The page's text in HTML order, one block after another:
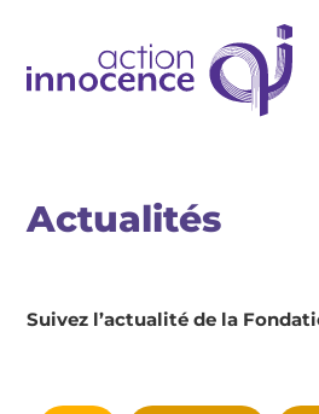
Actualités
Suivez l’actualité de la